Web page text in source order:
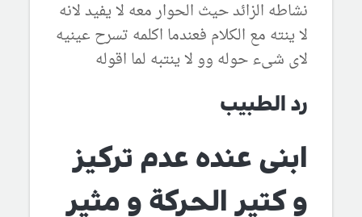
نشاطه الزائد حيث الحوار معه لا يفيد لانه
لا ينته مع الكلام فعندما اكلمه تسرح عينيه
لاى شىء حوله وو لا ينتبه لما اقوله
رد الطبيب
ابنى عنده عدم تركيز
و كتير الحركة و مثير